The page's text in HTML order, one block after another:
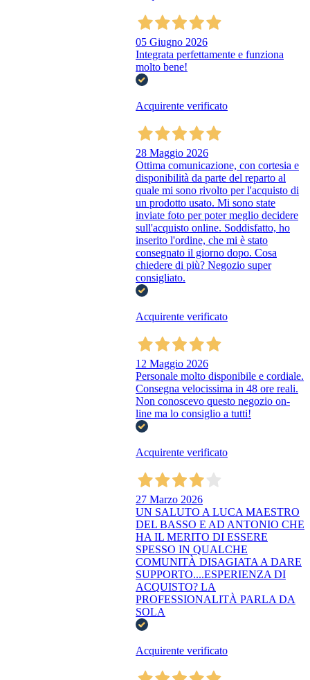
05 Giugno 2026
Integrata perfettamente e funziona
molto bene!
Acquirente verificato
28 Maggio 2026
Ottima comunicazione, con cortesia e
disponibilità da parte del reparto al
quale mi sono rivolto per l'acquisto di
un prodotto usato. Mi sono state
inviate foto per poter meglio decidere
sull'acquisto online. Soddisfatto, ho
inserito l'ordine, che mi è stato
consegnato il giorno dopo. Cosa
chiedere di più? Negozio super
consigliato.
Acquirente verificato
12 Maggio 2026
Personale molto disponibile e cordiale.
Consegna velocissima in 48 ore reali.
Non conoscevo questo negozio on-
line ma lo consiglio a tutti!
Acquirente verificato
27 Marzo 2026
UN SALUTO A LUCA MAESTRO
DEL BASSO E AD ANTONIO CHE
HA IL MERITO DI ESSERE
SPESSO IN QUALCHE
COMUNITÀ DISAGIATA A DARE
SUPPORTO....ESPERIENZA DI
ACQUISTO? LA
PROFESSIONALITÀ PARLA DA
SOLA
Acquirente verificato